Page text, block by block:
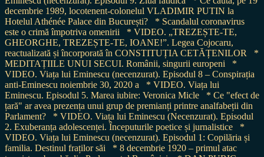
decembrie 1989, locotenent-colonelul VLADIMIR PUTIN la
Hotelul Athénée Palace din București?
* Scandalul coronavirus
este o crimă împotriva omenirii
* VIDEO. „TREZEȘTE-TE,
GHEORGHE, TREZEȘTE-TE, IOANE!”. Legea Cojocaru,
reactualizată și încorporată în CONSTITUȚIA CETĂȚENILOR
*
MEDITAȚIILE UNUI SECUI. Românii, singurii europeni
*
VIDEO. Viața lui Eminescu (necenzurat). Episodul 8 – Conspirația
anti-Eminescu noiembrie 30, 2020 a
* VIDEO. Viața lui
Eminescu. Episodul 5. Marea iubire: Veronica Micle
* Ce "efect de
țară" ar avea prezența unui grup de premianți printre analfabeții din
Parlament?
* VIDEO. Viața lui Eminescu (Necenzurat). Episodul
2. Exuberanța adolescenței. Începuturile poetice și jurnalistice
*
VIDEO. Viața lui Eminescu (necenzurat). Episodul 1: Copilăria și
familia. Destinul fraților săi
* 8 decembrie 1920 – primul atac